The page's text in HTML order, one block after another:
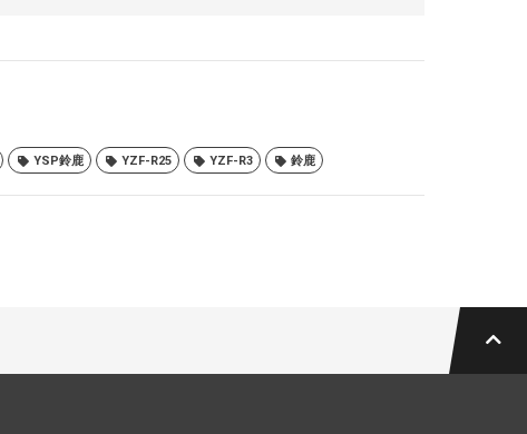
YSP鈴鹿 YZF-R25 YZF-R3 鈴鹿